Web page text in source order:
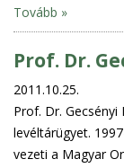
Tovább »
Prof. Dr.
2011.10.25.
Prof. Dr.
levéltárügyet.
vezeti a Magyar